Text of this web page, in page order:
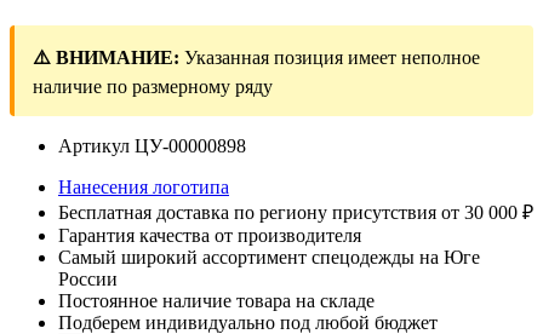
⚠️ ВНИМАНИЕ: Указанная позиция имеет неполное
наличие по размерному ряду
Артикул ЦУ-00000898
Нанесения логотипа
Бесплатная доставка по региону присутствия от 30 000 ₽
Гарантия качества от производителя
Самый широкий ассортимент спецодежды на Юге
России
Постоянное наличие товара на складе
Подберем индивидуально под любой бюджет